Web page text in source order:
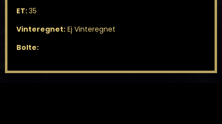
ET:35
Vinteregnet:Ej Vinteregnet
Bolte: